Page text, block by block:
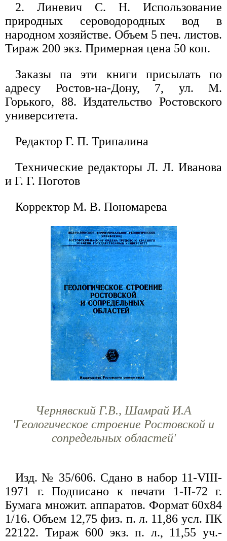
2. Линевич С. Н. Использование
природных сероводородных вод в
народном хозяйстве. Объем 5 печ. листов.
Тираж 200 экз. Примерная цена 50 коп.
Заказы па эти книги присылать по
адресу Ростов-на-Дону, 7, ул. М.
Горького, 88. Издательство Ростовского
университета.
Редактор Г. П. Трипалина
Технические редакторы Л. Л. Иванова
и Г. Г. Поготов
Корректор М. В. Пономарева
Чернявский Г.В., Шамрай И.А
'Геологическое строение Ростовской и
сопредельных областей'
Изд. № 35/606. Сдано в набор 11-VIII-
1971 г. Подписано к печати 1-II-72 г.
Бумага множит. аппаратов. Формат 60x84
1/16. Объем 12,75 физ. п. л. 11,86 усл. ПК
22122. Тираж 600 экз. п. л., 11,55 уч.-